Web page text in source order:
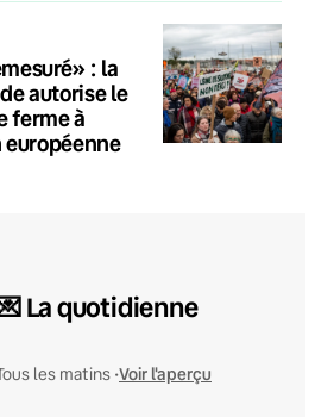
: la
autorise le
ferme à
européenne
La quotidienne
les matins •Voir l'aperçu